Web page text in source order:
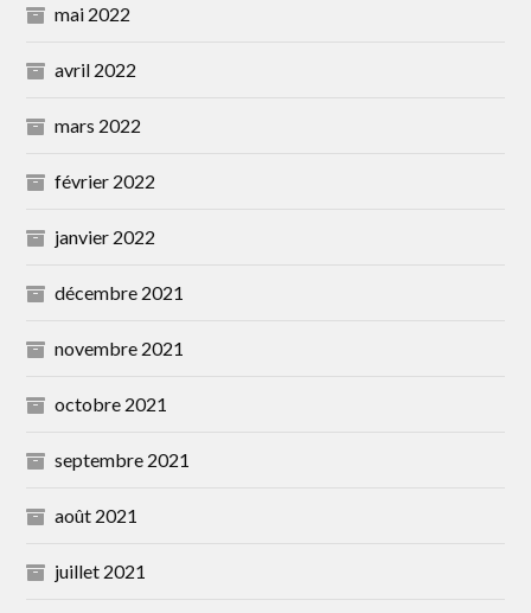
mai 2022
avril 2022
mars 2022
février 2022
janvier 2022
décembre 2021
novembre 2021
octobre 2021
septembre 2021
août 2021
juillet 2021